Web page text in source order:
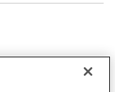
(GR)